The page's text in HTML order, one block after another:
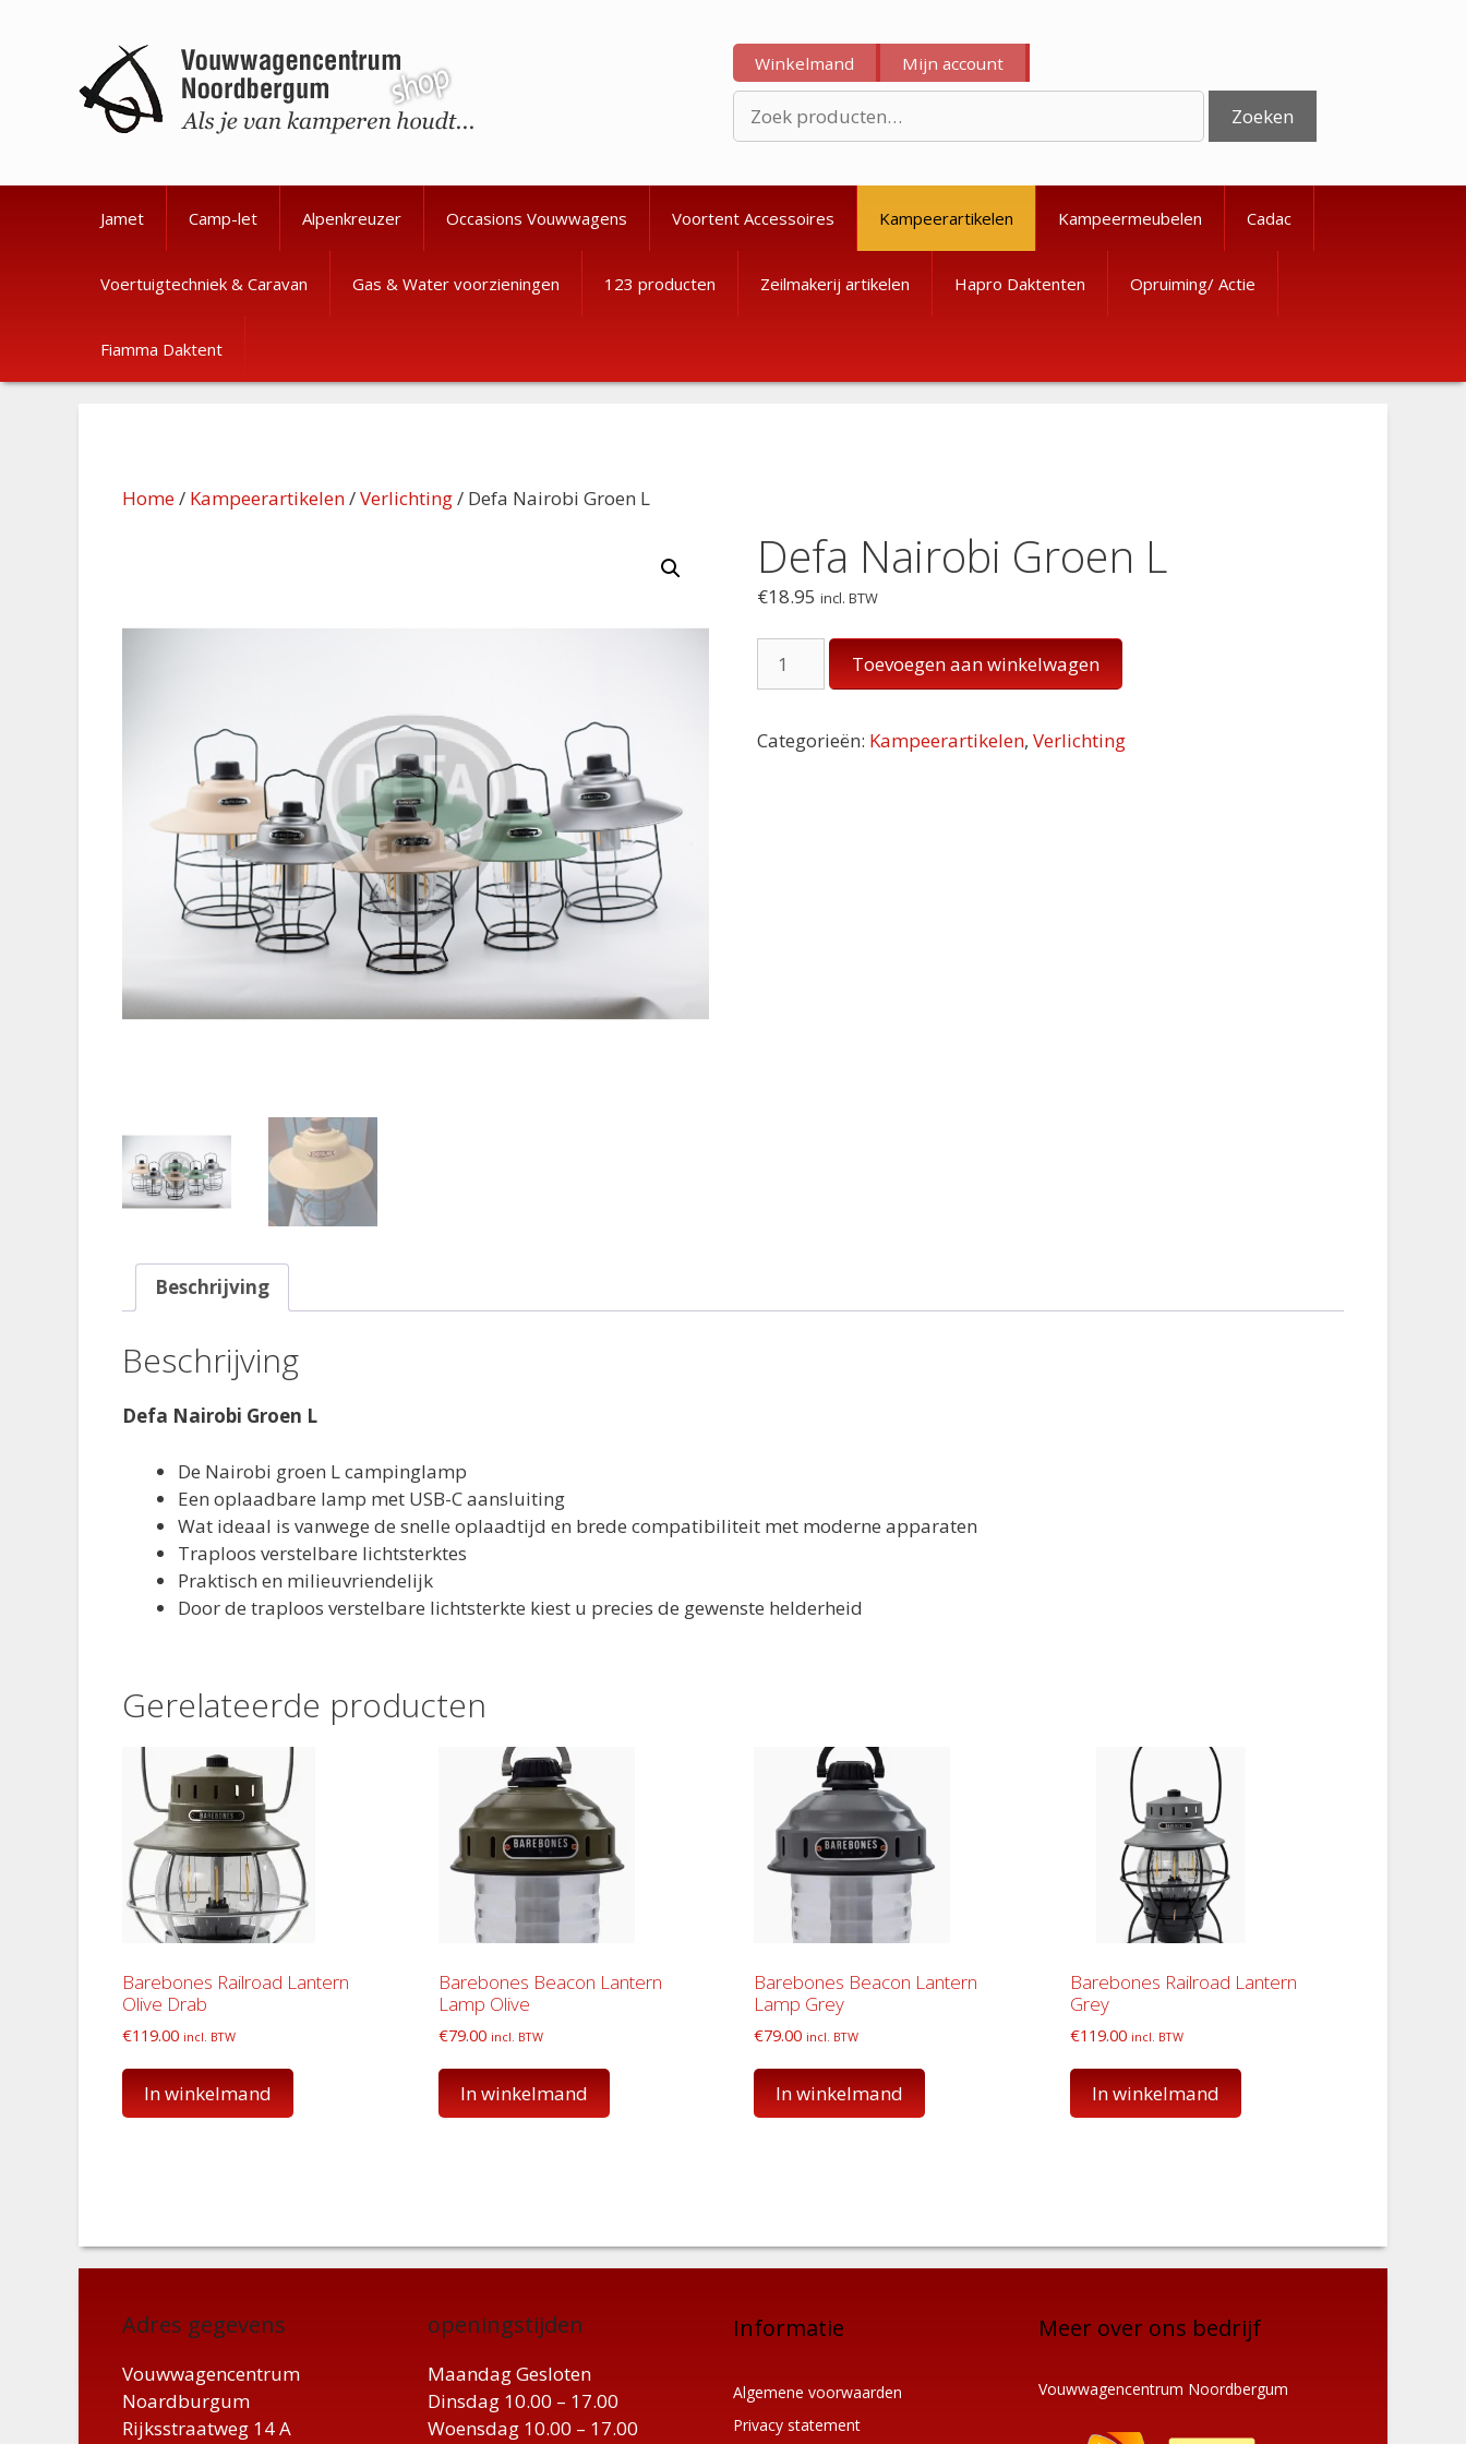
Winkelmand Mijn account
naar:
Zoeken
Jamet Camp-let Alpenkreuzer Occasions Vouwwagens Voortent Accessoires Kampeerartikelen Kampeermeubelen Cadac
Voertuigtechniek & Caravan Gas & Water voorzieningen 123 producten Zeilmakerij artikelen Hapro Daktenten Opruiming/ Actie
Fiamma Daktent
Home/ Kampeerartikelen/Verlichting/ Defa Nairobi Groen L
Defa Nairobi Groen L
€18.95 incl. BTW
Nairobi
L
aantal
Toevoegen aan winkelwagen
Categorieën: Kampeerartikelen,Verlichting
Beschrijving
Beschrijving
Defa Nairobi Groen L
De Nairobi groen L campinglamp
Een oplaadbare lamp met USB-C aansluiting
Wat ideaal is vanwege de snelle oplaadtijd en brede compatibiliteit met moderne apparaten
Traploos verstelbare lichtsterktes
Praktisch en milieuvriendelijk
Door de traploos verstelbare lichtsterkte kiest u precies de gewenste helderheid
Gerelateerde producten
Barebones Railroad Lantern
Olive Drab
€119.00 incl. BTW
In winkelmand
Barebones Beacon Lantern
Lamp Olive
€79.00 incl. BTW
In winkelmand
Barebones Beacon Lantern
Lamp Grey
€79.00 incl. BTW
In winkelmand
Barebones Railroad Lantern
Grey
€119.00 incl. BTW
In winkelmand
Adres gegevens
Vouwwagencentrum
Noardburgum
Rijksstraatweg 14 A
openingstijden
Maandag Gesloten
Dinsdag 10.00 – 17.00
Woensdag 10.00 – 17.00
Informatie
Algemene voorwaarden
Privacy statement
Meer over ons bedrijf
Vouwwagencentrum Noordbergum